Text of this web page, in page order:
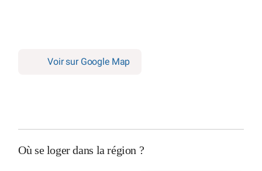
Voir sur Google Map
Où se loger dans la région ?